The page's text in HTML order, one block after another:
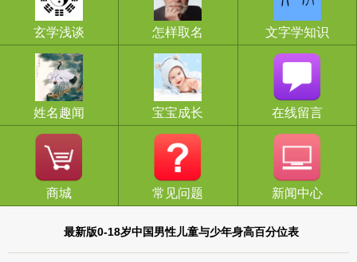
玄学浅谈 怎样取名 文字学知识
姓名趣闻 宝宝成长 在线留言
商城 常见问题 新闻中心
最新版0-18岁中国男性儿童与少年身高百分位表